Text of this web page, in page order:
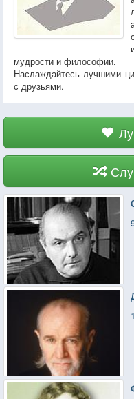
мудрости и философии.
Наслаждайтесь лучшими
с друзьями.